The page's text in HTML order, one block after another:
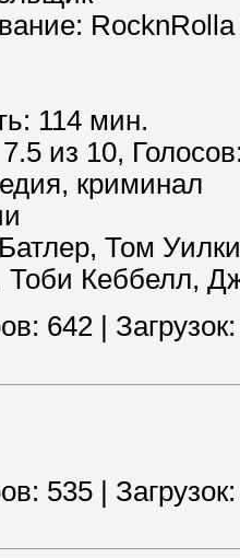
RocknRolla
114 мин.
из 10,
криминал
Том
Кеббелл,
642
Загрузок:
535
Загрузок: